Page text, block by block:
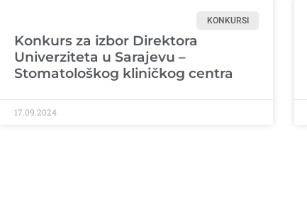
KONKURSI
Konkurs za izbor Direktora
Univerziteta u Sarajevu –
Stomatološkog kliničkog centra
17.09.2024